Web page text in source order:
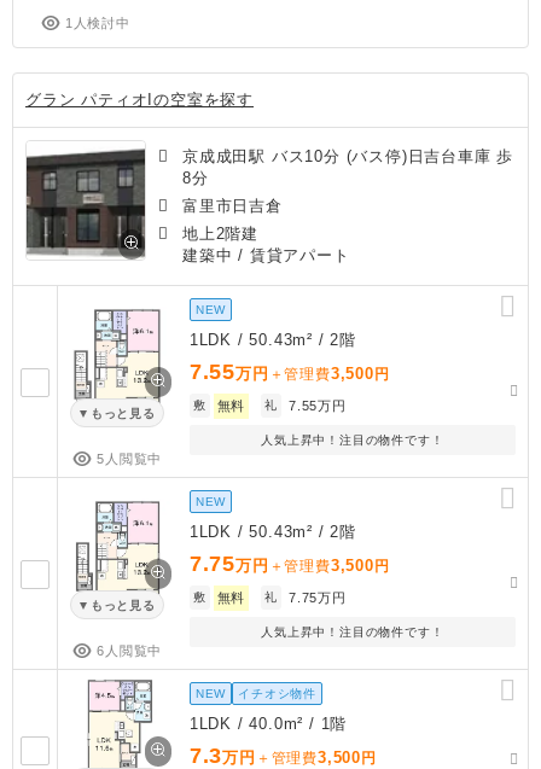
1人検討中
グラン パティオIの空室を探す
京成成田駅 バス10分 (バス停)日吉台車庫 歩
8分
富里市日吉倉
地上2階建
建築中 / 賃貸アパート
もっと見る
5人閲覧中
NEW
1LDK / 50.43m² / 2階
7.55万円 ＋管理費3,500 円
敷 無料 礼 7.55万円
人気上昇中！注目の物件です！
もっと見る
6人閲覧中
NEW
1LDK / 50.43m² / 2階
7.75万円 ＋管理費3,500 円
敷 無料 礼 7.75万円
人気上昇中！注目の物件です！
NEW イチオシ物件
1LDK / 40.0m² / 1階
7.3万円 ＋管理費3,500 円